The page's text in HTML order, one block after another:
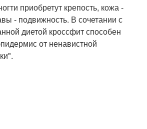
приобретут крепость, кожа -
- подвижность. В сочетании с
диетой кроссфит способен
от ненавистной